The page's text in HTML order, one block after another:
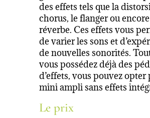
des effets tels que la
chorus, le flanger ou
réverbe. Ces effets vous
de varier les sons et
de nouvelles sonorités.
vous possédez déjà des
d’effets, vous pouvez opter
mini ampli sans effets
Le prix